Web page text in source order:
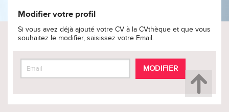
Modifier votre profil
Si vous avez déjà ajouté votre CV à la CVthèque et que vous
souhaitez le modifier, saisissez votre Email.
MODIFIER